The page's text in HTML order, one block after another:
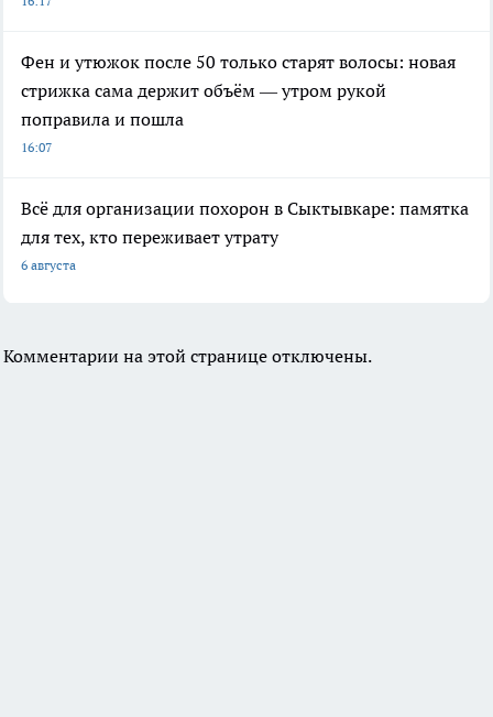
Фен и утюжок после 50 только старят волосы: новая
стрижка сама держит объём — утром рукой
поправила и пошла
16:07
Всё для организации похорон в Сыктывкаре: памятка
для тех, кто переживает утрату
6 августа
Комментарии на этой странице отключены.